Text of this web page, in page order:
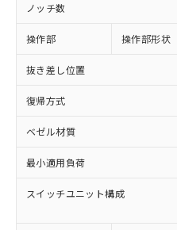
ノッチ数
操作部 操作部形状
抜き差し位置
復帰方式
ベゼル材質
最小適用負荷
スイッチユニット構成